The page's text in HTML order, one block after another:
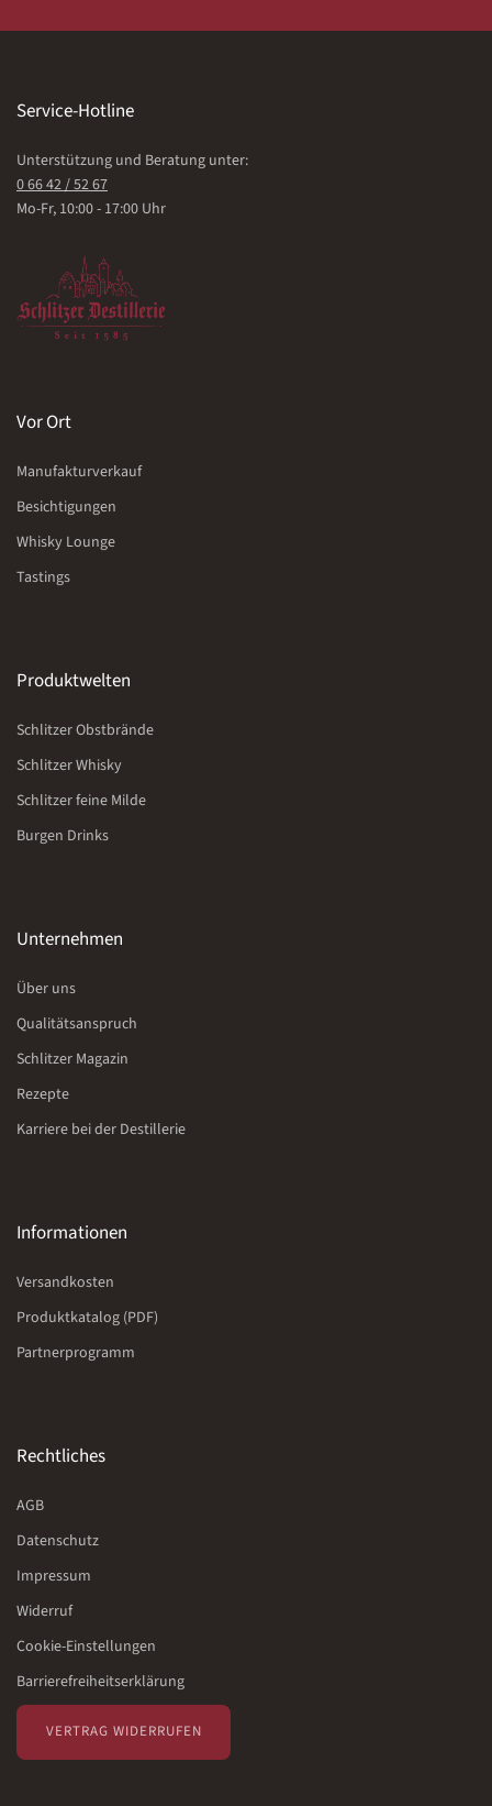
Service-Hotline
Unterstützung und Beratung unter:
0 66 42 / 52 67
Mo-Fr, 10:00 - 17:00 Uhr
Vor Ort
Manufakturverkauf
Besichtigungen
Whisky Lounge
Tastings
Produktwelten
Schlitzer Obstbrände
Schlitzer Whisky
Schlitzer feine Milde
Burgen Drinks
Unternehmen
Über uns
Qualitätsanspruch
Schlitzer Magazin
Rezepte
Karriere bei der Destillerie
Informationen
Versandkosten
Produktkatalog (PDF)
Partnerprogramm
Rechtliches
AGB
Datenschutz
Impressum
Widerruf
Cookie-Einstellungen
Barrierefreiheitserklärung
VERTRAG WIDERRUFEN